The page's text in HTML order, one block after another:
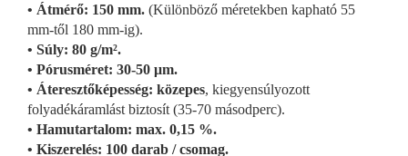
• Átmérő: 150 mm. (Különböző méretekben kapható 55
mm-től 180 mm-ig).
• Súly: 80 g/m².
• Pórusméret: 30-50 μm.
• Áteresztőképesség: közepes, kiegyensúlyozott
folyadékáramlást biztosít (35-70 másodperc).
• Hamutartalom: max. 0,15 %.
• Kiszerelés: 100 darab / csomag.